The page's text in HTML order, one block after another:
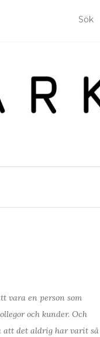
vara en person som
och kunder. Och
att det aldrig har varit så